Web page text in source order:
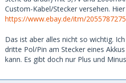
Custom-Kabel/Stecker versehen.
https://www.ebay.de/itm/
Das ist aber alles nicht so wichtig.
dritte Pol/Pin am Stecker eines
kann. Es gibt doch nur Plus und